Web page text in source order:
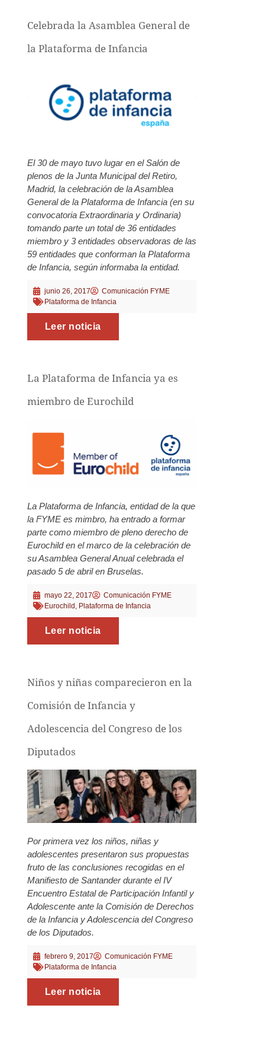
Celebrada la Asamblea General de
la Plataforma de Infancia
El 30 de mayo tuvo lugar en el Salón de
plenos de la Junta Municipal del Retiro,
Madrid, la celebración de la Asamblea
General de la Plataforma de Infancia (en su
convocatoria Extraordinaria y Ordinaria)
tomando parte un total de 36 entidades
miembro y 3 entidades observadoras de las
59 entidades que conforman la Plataforma
de Infancia, según informaba la entidad.
junio 26, 2017
Comunicación FYME
Plataforma de Infancia
Leer noticia
La Plataforma de Infancia ya es
miembro de Eurochild
La Plataforma de Infancia, entidad de la que
la FYME es mimbro, ha entrado a formar
parte como miembro de pleno derecho de
Eurochild en el marco de la celebración de
su Asamblea General Anual celebrada el
pasado 5 de abril en Bruselas.
mayo 22, 2017
Comunicación FYME
Eurochild, Plataforma de Infancia
Leer noticia
Niños y niñas comparecieron en la
Comisión de Infancia y
Adolescencia del Congreso de los
Diputados
Por primera vez los niños, niñas y
adolescentes presentaron sus propuestas
fruto de las conclusiones recogidas en el
Manifiesto de Santander durante el IV
Encuentro Estatal de Participación Infantil y
Adolescente ante la Comisión de Derechos
de la Infancia y Adolescencia del Congreso
de los Diputados.
febrero 9, 2017
Comunicación FYME
Plataforma de Infancia
Leer noticia